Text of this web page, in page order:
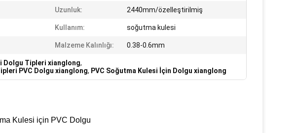
Uzunluk: 2440mm/özelleştirilmiş
Kullanım: soğutma kulesi
Malzeme Kalınlığı: 0.38-0.6mm
Dolgu Tipleri xianglong,
PVC Dolgu xianglong, PVC Soğutma Kulesi İçin Dolgu xianglong
Kulesi için PVC Dolgu